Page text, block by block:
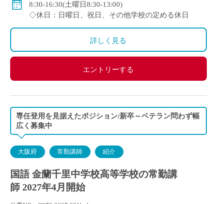
※上記以外に補習手当、特殊業務手当、通勤手当、入
試手当、クラブ活動手当を支給
◇保険：私学共済、雇用保険、労災保険
8:30-16:30(土曜日8:30-13:00)
◇休日：日曜日、祝日、その他学校の定める休日
詳しく見る
エントリーする
専任登用を見据えたポジション/新卒～ベテラン問わず幅
広く募集中
大阪府 常勤講師 紹介
国語 金蘭千里中学校高等学校の常勤講
師 2027年4月開始